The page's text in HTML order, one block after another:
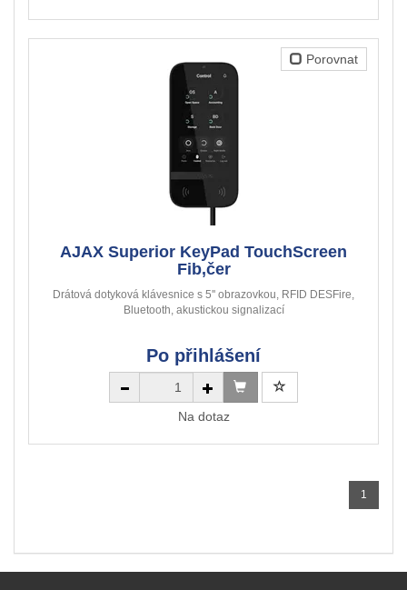
Porovnat
AJAX Superior KeyPad TouchScreen
Fib,čer
Drátová dotyková klávesnice s 5'' obrazovkou, RFID DESFire,
Bluetooth, akustickou signalizací
Po přihlášení
Na dotaz
1